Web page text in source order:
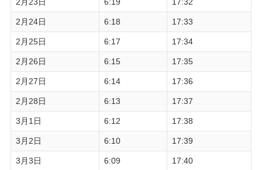
2月24日 6:18 17:33
2月25日 6:17 17:34
2月26日 6:15 17:35
2月27日 6:14 17:36
2月28日 6:13 17:37
3月1日 6:12 17:38
3月2日 6:10 17:39
3月3日 6:09 17:40